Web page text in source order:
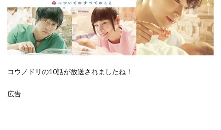
コウノドリの10話が放送されましたね！
広告